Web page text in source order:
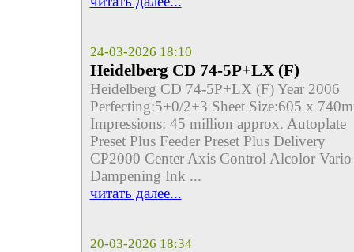
24-03-2026 18:10
Heidelberg CD 74-5P+LX (F)
Heidelberg CD 74-5P+LX (F) Year 2006
Perfecting:5+0/2+3 Sheet Size:605 x
Impressions: 45 million approx. Autoplate
Preset Plus Feeder Preset Plus Delivery
CP2000 Center Axis Control Alcolor Vario
Dampening Ink ...
читать далее...
20-03-2026 18:34